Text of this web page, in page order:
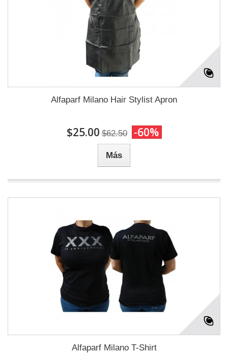
Alfaparf Milano Hair Stylist Apron
$25.00 $62.50 -60%
Más
Alfaparf Milano T-Shirt